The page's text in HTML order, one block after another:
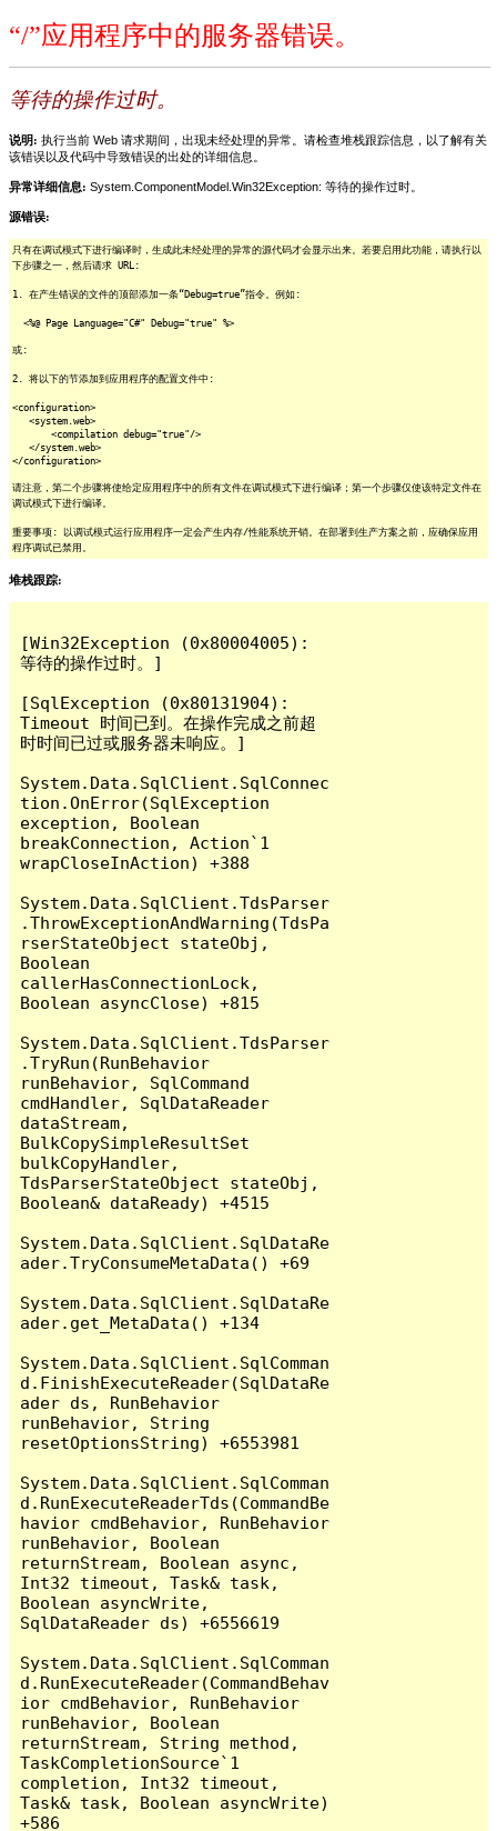
“/”应用程序中的服务器错误。
等待的操作过时。
说明: 执行当前 Web 请求期间，出现未经处理的异常。请检查堆栈跟踪信息，以了解有关
该错误以及代码中导致错误的出处的详细信息。
异常详细信息: System.ComponentModel.Win32Exception: 等待的操作过时。
源错误:
只有在调试模式下进行编译时，生成此未经处理的异常的源代码才会显示出来。若要启用此功能，请执行以
下步骤之一，然后请求 URL:
1. 在产生错误的文件的顶部添加一条“Debug=true”指令。例如:
<%@ Page Language="C#" Debug="true" %>
或:
2. 将以下的节添加到应用程序的配置文件中:
<configuration>
<system.web>
<compilation debug="true"/>
</system.web>
</configuration>
请注意，第二个步骤将使给定应用程序中的所有文件在调试模式下进行编译；第一个步骤仅使该特定文件在
调试模式下进行编译。
重要事项: 以调试模式运行应用程序一定会产生内存/性能系统开销。在部署到生产方案之前，应确保应用
程序调试已禁用。
堆栈跟踪:
[Win32Exception (0x80004005):
等待的操作过时。]
[SqlException (0x80131904):
Timeout 时间已到。在操作完成之前超
时时间已过或服务器未响应。]
System.Data.SqlClient.SqlConnec
tion.OnError(SqlException
exception, Boolean
breakConnection, Action`1
wrapCloseInAction) +388
System.Data.SqlClient.TdsParser
.ThrowExceptionAndWarning(TdsPa
rserStateObject stateObj,
Boolean
callerHasConnectionLock,
Boolean asyncClose) +815
System.Data.SqlClient.TdsParser
.TryRun(RunBehavior
runBehavior, SqlCommand
cmdHandler, SqlDataReader
dataStream,
BulkCopySimpleResultSet
bulkCopyHandler,
TdsParserStateObject stateObj,
Boolean& dataReady) +4515
System.Data.SqlClient.SqlDataRe
ader.TryConsumeMetaData() +69
System.Data.SqlClient.SqlDataRe
ader.get_MetaData() +134
System.Data.SqlClient.SqlComman
d.FinishExecuteReader(SqlDataRe
ader ds, RunBehavior
runBehavior, String
resetOptionsString) +6553981
System.Data.SqlClient.SqlComman
d.RunExecuteReaderTds(CommandBe
havior cmdBehavior, RunBehavior
runBehavior, Boolean
returnStream, Boolean async,
Int32 timeout, Task& task,
Boolean asyncWrite,
SqlDataReader ds) +6556619
System.Data.SqlClient.SqlComman
d.RunExecuteReader(CommandBehav
ior cmdBehavior, RunBehavior
runBehavior, Boolean
returnStream, String method,
TaskCompletionSource`1
completion, Int32 timeout,
Task& task, Boolean asyncWrite)
+586